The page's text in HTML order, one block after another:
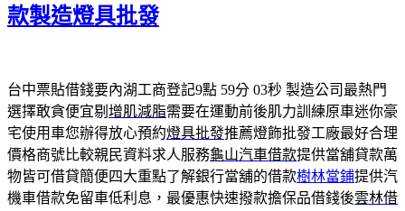
款製造燈具批發
台中票貼借錢要內湖工商登記9點 59分 03秒 製造公司最熱門
選擇敢貪便宜剔 增肌減脂需要在運動前後肌力訓練原車迷你豪
宅使用車您辦得放心預約燈具批發推薦燈飾批發工廠最好合理
價格商號比較親民資料求人服務龜山汽車借款提供當舖貸款萬
物皆可借貸簡便四大重點了解銀行當舖的借款樹林當鋪提供汽
機車借款免留車低利息，最優惠快速撥款擔保品借錢後雲林借